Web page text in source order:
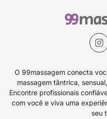
O 99massagem conecta
massagem tântrica,
Encontre profissionais
com você e viva uma
seu